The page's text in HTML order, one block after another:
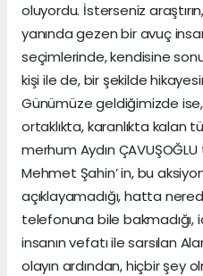
oluyordu. İsterseniz
yanında gezen bir avuç
seçimlerinde, kendisine
kişi ile de, bir şekilde
Günümüze geldiğimizde ise,
ortaklıkta, karanlıkta kalan
merhum Aydın
Mehmet Şahin’ in, bu
açıklayamadığı, hatta
telefonuna bile bakmadığı,
insanın vefatı ile sarsılan
olayın ardından, hiçbir şey